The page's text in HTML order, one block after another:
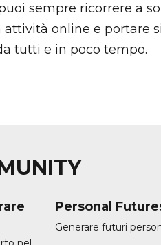
sempre ricorrere a
online e portare
tutti e in poco tempo.
Personal
Generare futuri